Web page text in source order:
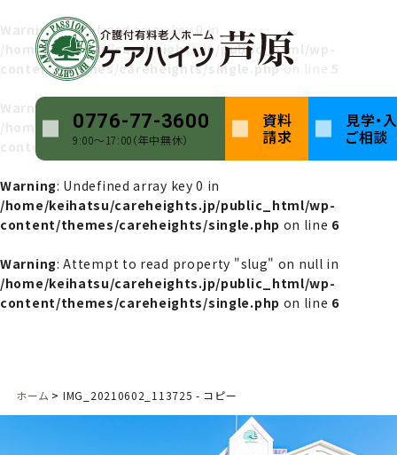
0776-77-3600
9:00〜17:00（年中無休）
資料
請求
見学・
ご相談
Warning: Undefined array key 0 in
/home/keihatsu/careheights.jp/public_html/wp-
content/themes/careheights/single.phpon line
Warning
/home/keihatsu/careheights.jp/public_html/wp-
content/themes/careheights/single.phpon line
Warning: Undefined array key 0 in
/home/keihatsu/careheights.jp/public_html/wp-
content/themes/careheights/single.php on line 6
Warning: Attempt to read property "slug" on null in
/home/keihatsu/careheights.jp/public_html/wp-
content/themes/careheights/single.php on line 6
ホーム IMG_20210602_113725 - コピー